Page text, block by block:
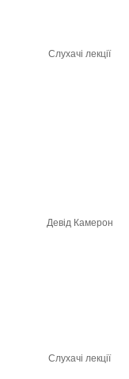
Слухачі лекції
Девід Камерон
Слухачі лекції